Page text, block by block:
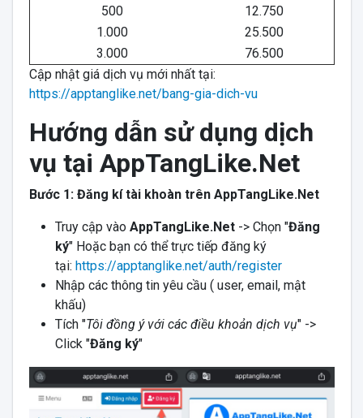
500
12.750
1.000
25.500
3.000
76.500
Cập nhật giá dịch vụ mới nhất tại:
https://apptanglike.net/bang-gia-dich-vu
Hướng dẫn sử dụng dịch
vụ tại AppTangLike.Net
Bước 1: Đăng kí tài khoàn trên AppTangLike.Net
Truy cập vào AppTangLike.Net-> Chọn "Đăng
ký" Hoặc bạn có thể trực tiếp đăng ký
tại: https://apptanglike.net/auth/register
Nhập các thông tin yêu cầu ( user, email, mật
khấu)
Tích "Tôi đồng ý với các điều khoản dịch vụ" ->
Click "Đăng ký"